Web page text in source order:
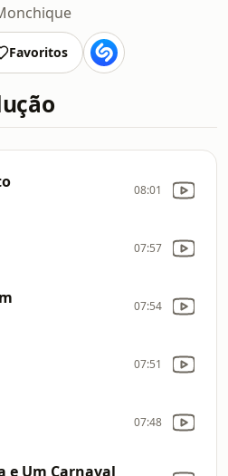
Favoritos
08:01
07:57
07:54
07:51
07:48
e Um Carnaval